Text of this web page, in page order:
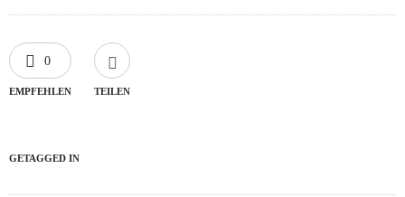
0
EMPFEHLEN TEILEN
GETAGGED IN